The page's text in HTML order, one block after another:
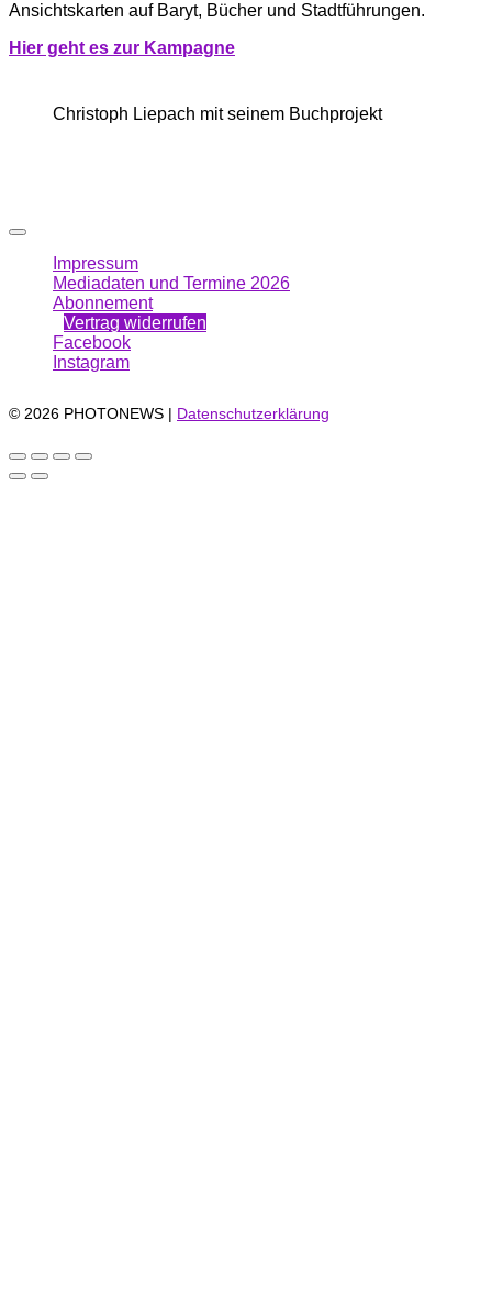
Ansichtskarten auf Baryt, Bücher und Stadtführungen.
Hier geht es zur Kampagne
Christoph Liepach mit seinem Buchprojekt
Impressum
Mediadaten und Termine 2026
Abonnement
Vertrag widerrufen
Facebook
Instagram
© 2026 PHOTONEWS | Datenschutzerklärung